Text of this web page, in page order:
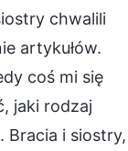
chwalili
artykułów.
coś mi się
jaki rodzaj
Bracia i siostry,